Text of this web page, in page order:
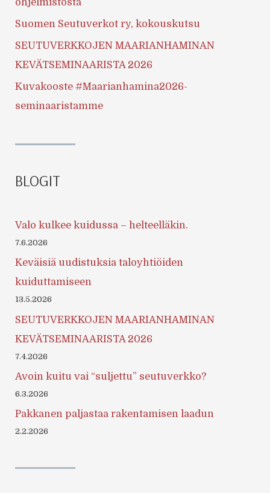
Suomen Seutuverkot ry, kokouskutsu
SEUTUVERKKOJEN MAARIANHAMINAN
KEVÄTSEMINAARISTA 2026
Kuvakooste #Maarianhamina2026-
seminaaristamme
BLOGIT
Valo kulkee kuidussa – helteelläkin.
7.6.2026
Keväisiä uudistuksia taloyhtiöiden
kuiduttamiseen
13.5.2026
SEUTUVERKKOJEN MAARIANHAMINAN
KEVÄTSEMINAARISTA 2026
7.4.2026
Avoin kuitu vai “suljettu” seutuverkko?
6.3.2026
Pakkanen paljastaa rakentamisen laadun
2.2.2026